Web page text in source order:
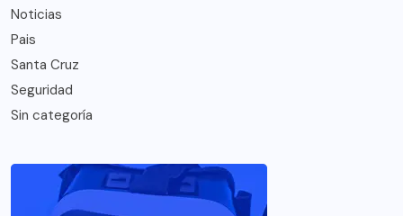
Noticias
Pais
Santa Cruz
Seguridad
Sin categoría